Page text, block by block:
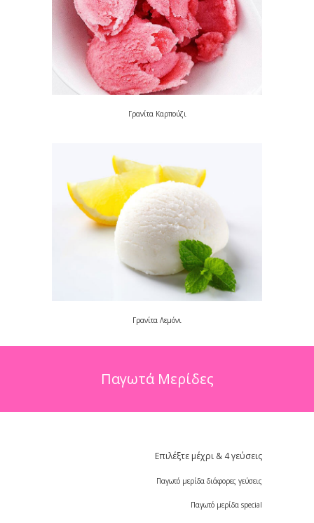
Γρανίτα Καρπούζι
Γρανίτα Λεμόνι
Παγωτά Μερίδες
Επιλέξτε μέχρι & 4 γεύσεις
Παγωτό μερίδα διάφορες γεύσεις
Παγωτό μερίδα special